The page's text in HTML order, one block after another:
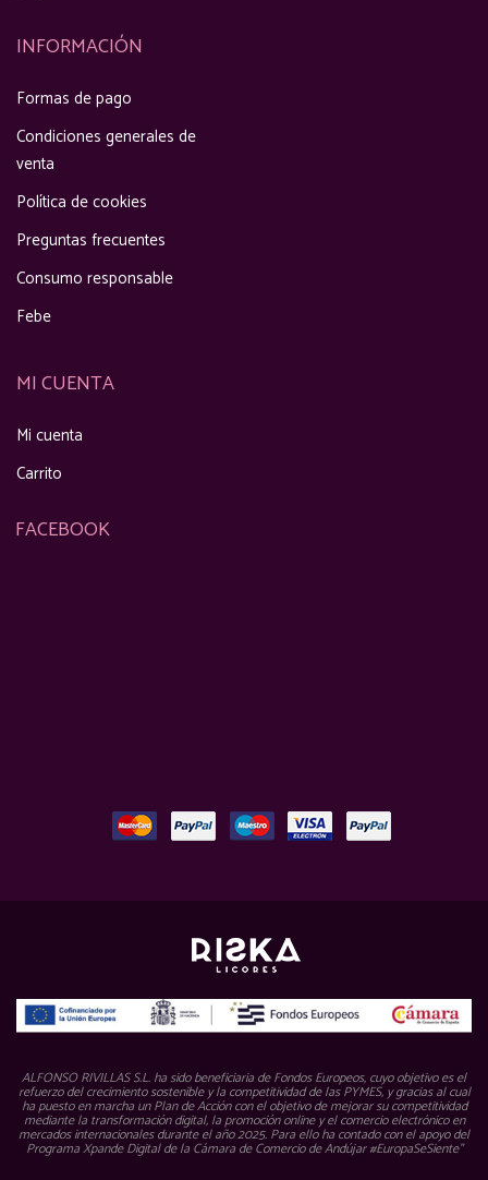
INFORMACIÓN
Formas de pago
Condiciones generales de
venta
Política de cookies
Preguntas frecuentes
Consumo responsable
Febe
MI CUENTA
Mi cuenta
Carrito
FACEBOOK
ALFONSO RIVILLAS S.L. ha sido beneficiaria de Fondos Europeos, cuyo objetivo es el
refuerzo del crecimiento sostenible y la competitividad de las PYMES, y gracias al cual
ha puesto en marcha un Plan de Acción con el objetivo de mejorar su competitividad
mediante la transformación digital, la promoción online y el comercio electrónico en
mercados internacionales durante el año 2025. Para ello ha contado con el apoyo del
Programa Xpande Digital de la Cámara de Comercio de Andújar #EuropaSeSiente”